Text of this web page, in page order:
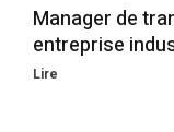
Manager de
entreprise
Lire